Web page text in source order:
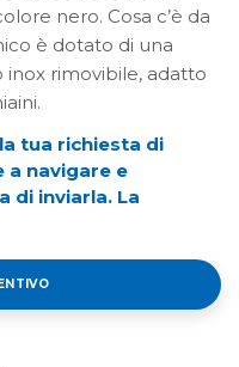
nero. Cosa c’è da
è dotato di una
inox rimovibile, adatto
tua richiesta di
a navigare e
di inviarla. La